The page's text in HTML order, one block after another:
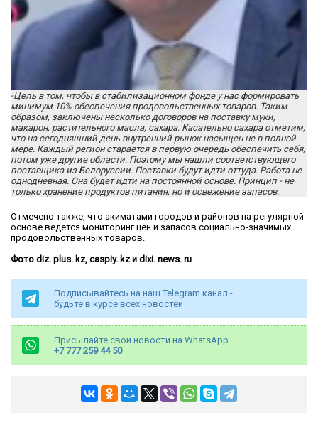
-Цель в том, чтобы в стабилизационном фонде у нас формировать
минимум 10% обеспечения продовольственных товаров. Таким
образом, заключены несколько договоров на поставку муки,
макарон, растительного масла, сахара. Касательно сахара отметим,
что на сегодняшний день внутренний рынок насыщен не в полной
мере. Каждый регион старается в первую очередь обеспечить себя,
потом уже другие области. Поэтому мы нашли соответствующего
поставщика из Белоруссии. Поставки будут идти оттуда. Работа не
однодневная. Она будет идти на постоянной основе. Принцип - не
только хранение продуктов питания, но и освежение запасов.
Отмечено также, что акиматами городов и районов на регулярной
основе ведется мониторинг цен и запасов социально-значимых
продовольственных товаров.
Фото diz. plus. kz, caspiy. kz и dixi. news. ru
Подписывайтесь на наш Telegram канал -
будьте в курсе всех новостей
Присылайте свои новости на WhatsApp
+7 777 259 44 50